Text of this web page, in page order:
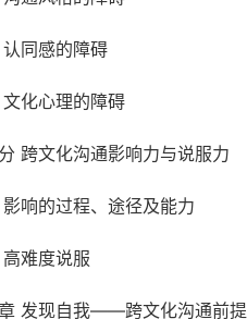
同感的障碍
化心理的障碍
跨文化沟通影响力与说服力
响的过程、途径及能力
难度说服
发现自我——跨文化沟通前提